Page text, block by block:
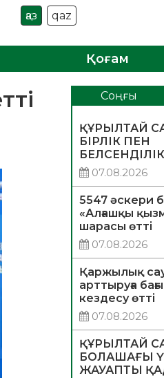
қаз qaz
Қоғам
Соңғы
ҚҰРЫЛТАЙ
БІРЛІК ПЕН
07.08.2026
5547 әскери
«Алғашқы
шарасы өтті
07.08.2026
Қаржылық
арттыруға
кездесу өтті
07.08.2026
ҚҰРЫЛТАЙ
БОЛАШАҒЫ
ЖАУАПТЫ